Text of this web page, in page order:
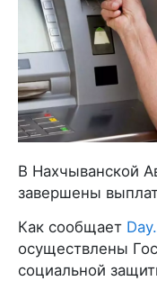
В Нахчыванской
завершены
Как сообщает
осуществлены
социальной